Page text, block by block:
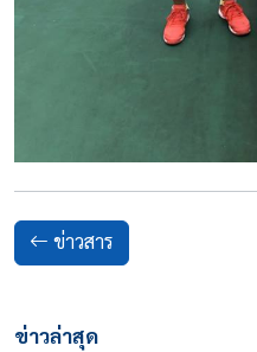
ข่าวสาร
ข่าวล่าสุด